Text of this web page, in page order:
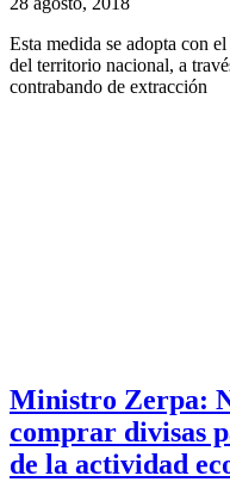
Esta medida se adopta con
del territorio nacional, a
contrabando de extracción
Ministro Zerpa:
comprar divisas
de la actividad